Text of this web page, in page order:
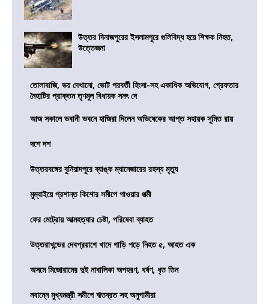
উত্তর দিনাজপুরের ইসলামপুরে গুলিবিদ্ধ হয়ে শিক্ষক নিহত,
উত্তেজনা
তোলাবাজি, ভয় দেখানো, ভোট পরবর্তী হিংসা-সহ একাধিক অভিযোগ, গ্রেফতার
নৈহাটির প্রাক্তন তৃণমূল বিধায়ক সনৎ দে
আজ সকালে ভবানী ভবনে হাজিরা দিলেন অভিষেকের আপ্ত সহায়ক সুমিত রায়
দশে দশ
উত্তরবঙ্গের বুনিয়াদপুরে ব্যাঙ্ক ম্যানেজারের রহস্য মৃত্যু
মুম্বাইয়ে প্রশান্ত কিশোর সমীপে পাওয়ার পত্মী
ফের মেট্রোয় আত্মহত্যার চেষ্টা, পরিষেবা ব্যাহত
উত্তরাখন্ডের দেবপ্রয়াগে খাদে গাড়ি পড়ে নিহত ৫, আহত এক
অসমে মিজোরামের দুই নাবালিকা অপহরণ, ধর্ষণ, ধৃত তিন
নবান্নে মুখ্যমন্ত্রী সমীপে ঋতব্রত সহ অনুগামীরা